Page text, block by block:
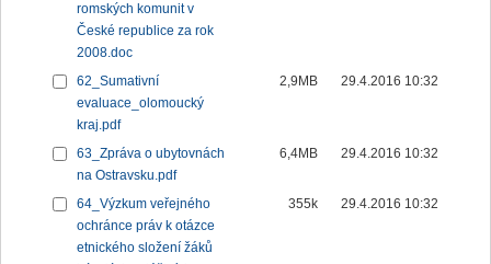
romských komunit v
České republice za rok
2008.doc
62_Sumativní
evaluace_olomoucký
kraj.pdf
2,9MB 29.4.2016 10:32
63_Zpráva o ubytovnách
na Ostravsku.pdf
6,4MB 29.4.2016 10:32
64_Výzkum veřejného
ochránce práv k otázce
etnického složení žáků
355k 29.4.2016 10:32